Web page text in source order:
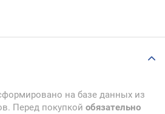
на базе данных из
Перед покупкой обязательно